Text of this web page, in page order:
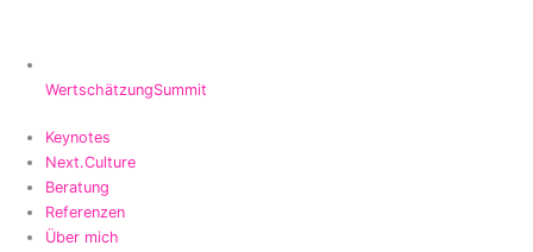
WertschätzungSummit
Keynotes
Next.Culture
Beratung
Referenzen
Über mich